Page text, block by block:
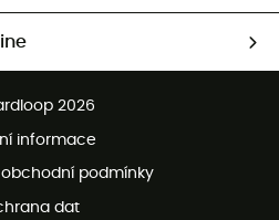
2026
informace
podmínky
dat